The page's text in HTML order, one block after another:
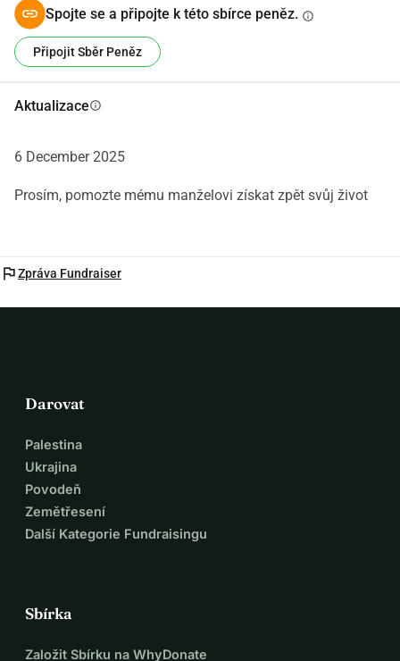
Spojte se a připojte k této sbírce peněz. info
Připojit Sběr Peněz
Aktualizaceinfo
6 December 2025
Prosím, pomozte mému manželovi získat zpět svůj život
flagZpráva Fundraiser
Darovat
Palestina
Ukrajina
Povodeň
Zemětřesení
Další Kategorie Fundraisingu
Sbírka
Založit Sbírku na WhyDonate